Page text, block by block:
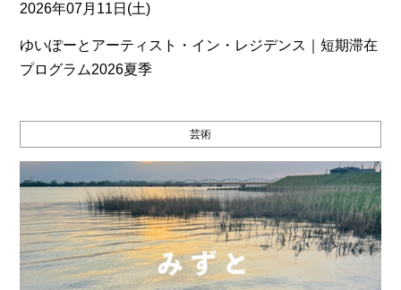
2026年07月11日(土)
ゆいぽーとアーティスト・イン・レジデンス｜短期滞在
プログラム2026夏季
芸術